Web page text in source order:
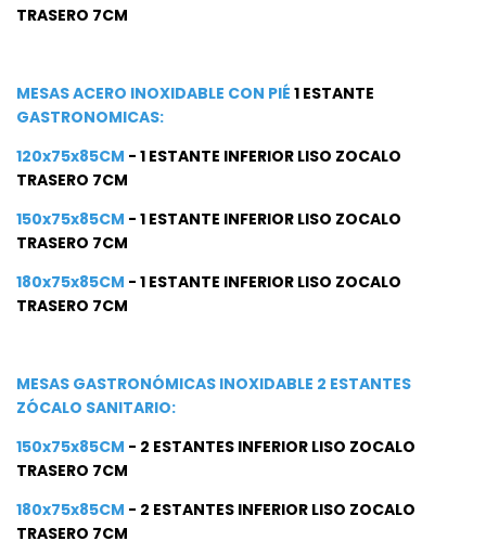
TRASERO 7CM
MESAS ACERO INOXIDABLE CON PIÉ 1 ESTANTE
GASTRONOMICAS:
120x75x85CM - 1 ESTANTE INFERIOR LISO ZOCALO
TRASERO 7CM
150x75x85CM - 1 ESTANTE INFERIOR LISO ZOCALO
TRASERO 7CM
180x75x85CM - 1 ESTANTE INFERIOR LISO ZOCALO
TRASERO 7CM
MESAS GASTRONÓMICAS INOXIDABLE 2 ESTANTES
ZÓCALO SANITARIO:
150x75x85CM - 2 ESTANTES INFERIOR LISO ZOCALO
TRASERO 7CM
180x75x85CM - 2 ESTANTES INFERIOR LISO ZOCALO
TRASERO 7CM